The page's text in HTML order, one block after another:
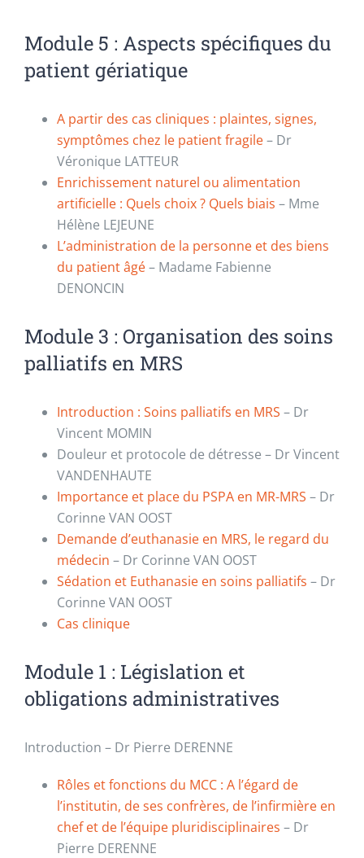
Module 5 : Aspects spécifiques du
patient gériatique
A partir des cas cliniques : plaintes, signes,
symptômes chez le patient fragile– Dr
Véronique LATTEUR
Enrichissement naturel ou alimentation
artificielle : Quels choix ? Quels biais – Mme
Hélène LEJEUNE
L’administration de la personne et des biens
du patient âgé– Madame Fabienne
DENONCIN
Module 3 : Organisation des soins
palliatifs en MRS
Introduction : Soins palliatifs en MRS – Dr
Vincent MOMIN
Douleur et protocole de détresse – Dr Vincent
VANDENHAUTE
Importance et place du PSPA en MR-MRS – Dr
Corinne VAN OOST
Demande d’euthanasie en MRS, le regard du
médecin – Dr Corinne VAN OOST
Sédation et Euthanasie en soins palliatifs – Dr
Corinne VAN OOST
Cas clinique
Module 1 : Législation et
obligations administratives
Introduction – Dr Pierre DERENNE
Rôles et fonctions du MCC : A l’égard de
l’institutin, de ses confrères, de l’infirmière en
chef et de l’équipe pluridisciplinaires – Dr
Pierre DERENNE